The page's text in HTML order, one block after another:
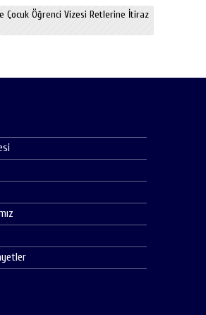
Çocuk Öğrenci Vizesi Retlerine İtiraz